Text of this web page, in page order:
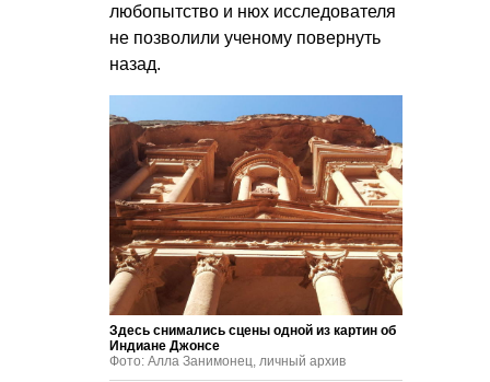
любопытство и нюх исследователя
не позволили ученому повернуть
назад.
Здесь снимались сцены одной из картин об
Индиане Джонсе
Фото: Алла Занимонец, личный архив